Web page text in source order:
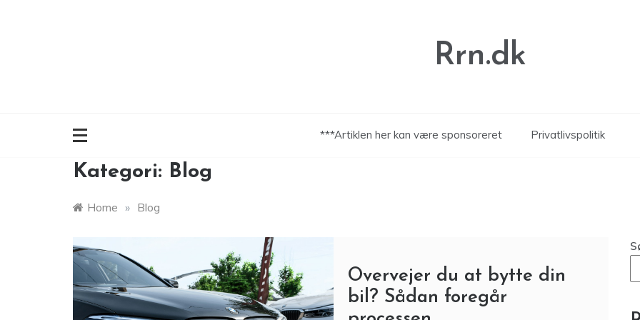
Rrn.dk
***Artiklen her kan være sponsoreret Privatlivspolitik
Kategori: Blog
Home » Blog
Overvejer du at bytte din
bil? Sådan foregår